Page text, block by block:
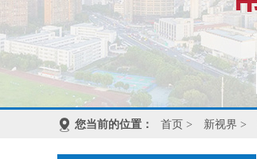
您当前的位置： 首页 > 新视界 >